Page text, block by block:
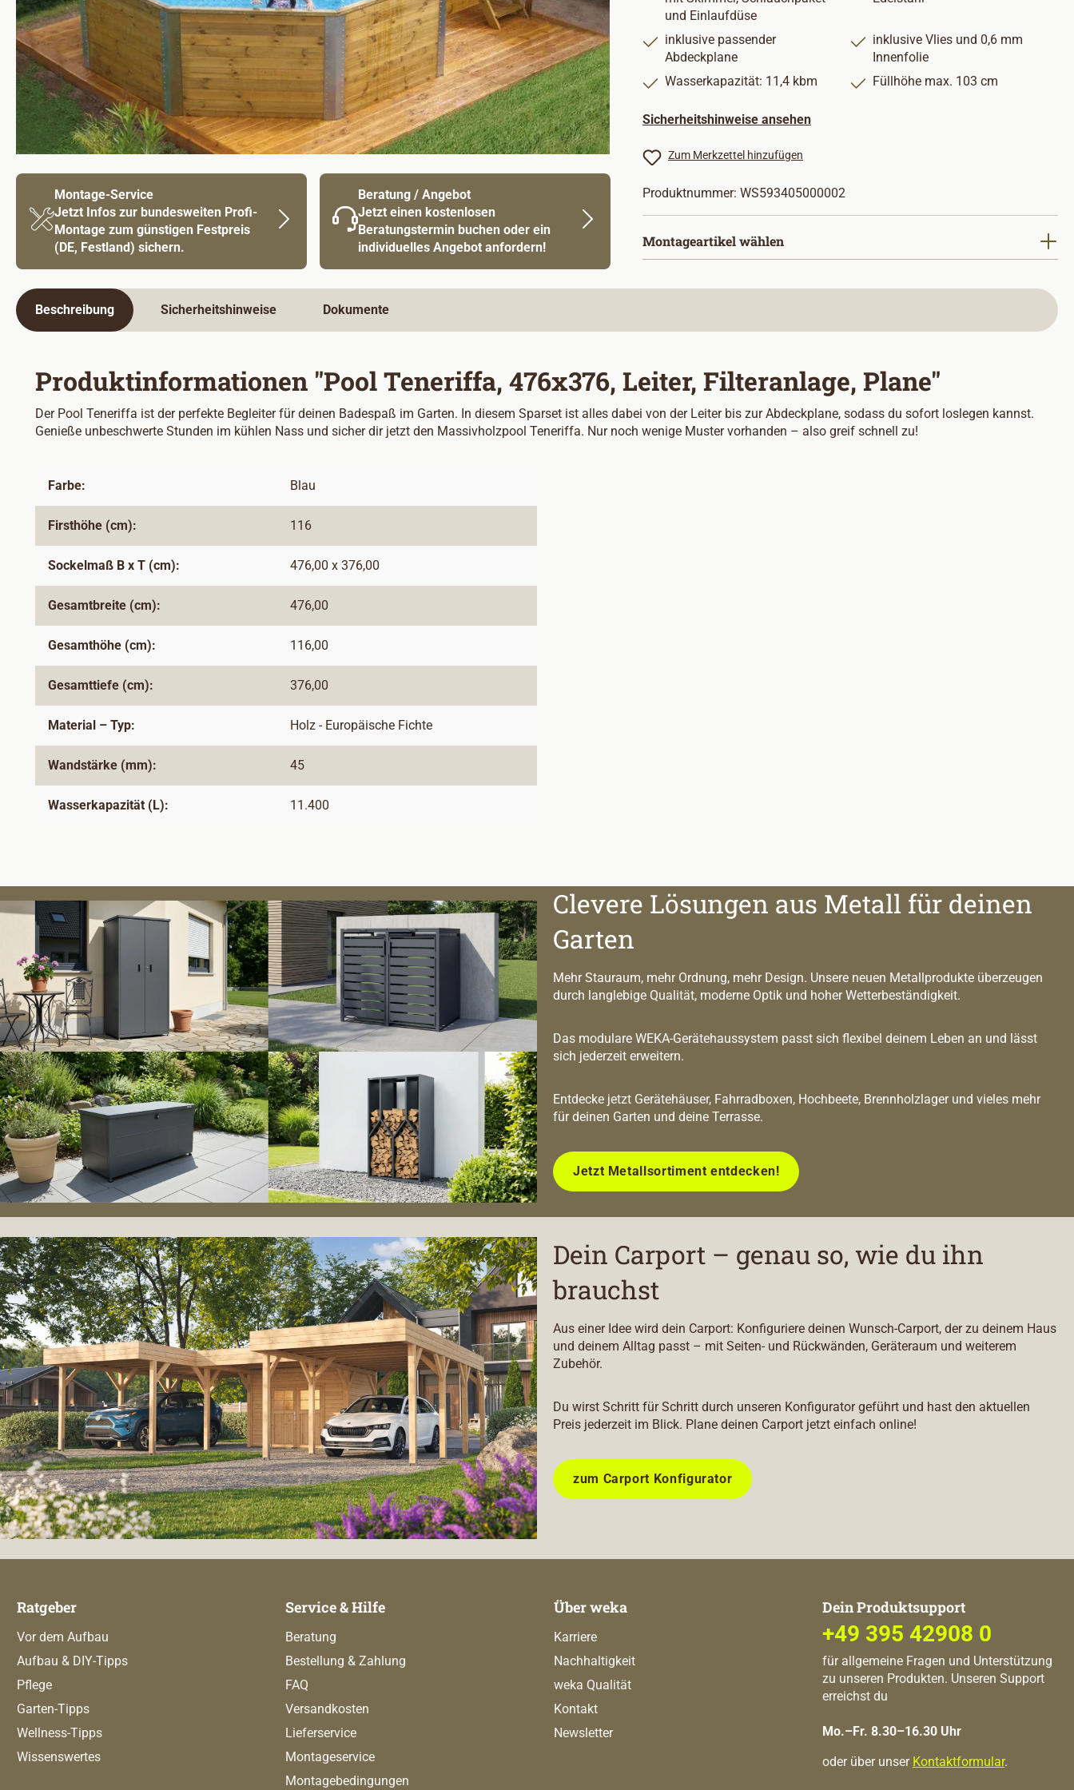
Montage-Service
Jetzt Infos zur bundesweiten Profi-
Montage zum günstigen Festpreis
(DE, Festland) sichern.
Beratung / Angebot
Jetzt einen kostenlosen
Beratungstermin buchen oder ein
individuelles Angebot anfordern!
und Einlaufdüse
inklusive passender
Abdeckplane
inklusive Vlies und 0,6 mm
Innenfolie
Wasserkapazität: 11,4 kbm
Füllhöhe max. 103 cm
Sicherheitshinweise ansehen
Zum Merkzettel hinzufügen
Produktnummer: WS593405000002
Montageartikel wählen
Beschreibung Sicherheitshinweise Dokumente
Produktinformationen "Pool Teneriffa, 476x376, Leiter, Filteranlage, Plane"
Der Pool Teneriffa ist der perfekte Begleiter für deinen Badespaß im Garten. In diesem Sparset ist alles dabei von der Leiter bis zur Abdeckplane, sodass du sofort loslegen kannst.
Genieße unbeschwerte Stunden im kühlen Nass und sicher dir jetzt den Massivholzpool Teneriffa. Nur noch wenige Muster vorhanden – also greif schnell zu!
Farbe: Blau
Firsthöhe (cm): 116
Sockelmaß B x T (cm): 476,00 x 376,00
Gesamtbreite (cm): 476,00
Gesamthöhe (cm): 116,00
Gesamttiefe (cm): 376,00
Material – Typ: Holz - Europäische Fichte
Wandstärke (mm): 45
Wasserkapazität (L): 11.400
Clevere Lösungen aus Metall für deinen
Garten
Mehr Stauraum, mehr Ordnung, mehr Design. Unsere neuen Metallprodukte überzeugen
durch langlebige Qualität, moderne Optik und hoher Wetterbeständigkeit.
Das modulare WEKA-Gerätehaussystem passt sich flexibel deinem Leben an und lässt
sich jederzeit erweitern.
Entdecke jetzt Gerätehäuser, Fahrradboxen, Hochbeete, Brennholzlager und vieles mehr
für deinen Garten und deine Terrasse.
Jetzt Metallsortiment entdecken!
Dein Carport – genau so, wie du ihn
brauchst
Aus einer Idee wird dein Carport: Konfiguriere deinen Wunsch-Carport, der zu deinem Haus
und deinem Alltag passt – mit Seiten- und Rückwänden, Geräteraum und weiterem
Zubehör.
Du wirst Schritt für Schritt durch unseren Konfigurator geführt und hast den aktuellen
Preis jederzeit im Blick. Plane deinen Carport jetzt einfach online!
zum Carport Konfigurator
Ratgeber
Vor dem Aufbau
Aufbau & DIY-Tipps
Pflege
Garten-Tipps
Wellness-Tipps
Wissenswertes
Service & Hilfe
Beratung
Bestellung & Zahlung
FAQ
Versandkosten
Lieferservice
Montageservice
Montagebedingungen
Über weka
Karriere
Nachhaltigkeit
weka Qualität
Kontakt
Newsletter
Dein Produktsupport
+49 395 42908 0
für allgemeine Fragen und Unterstützung
zu unseren Produkten. Unseren Support
erreichst du
Mo.–Fr. 8.30–16.30 Uhr
oder über unser Kontaktformular.